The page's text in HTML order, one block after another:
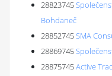
28823745
Bohdaneč
28852745SMA
28869745
28875745Active